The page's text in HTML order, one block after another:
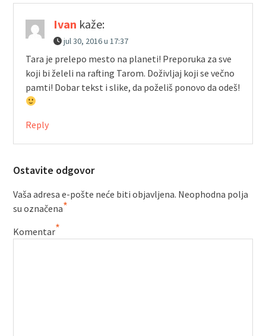
Ivan kaže:
jul 30, 2016 u 17:37
Tara je prelepo mesto na planeti! Preporuka za sve
koji bi želeli na rafting Tarom. Doživljaj koji se večno
pamti! Dobar tekst i slike, da poželiš ponovo da odeš!
Reply
Ostavite odgovor
Vaša adresa e-pošte neće biti objavljena. Neophodna polja
su označena*
Komentar*